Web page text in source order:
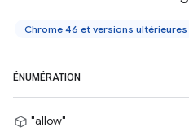
Chrome 46 et versions ultérieures
ÉNUMÉRATION
"allow"